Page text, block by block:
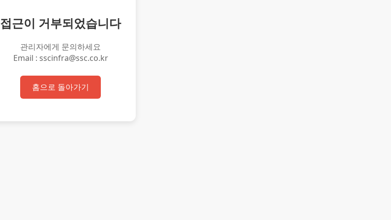
접근이 거부되었습니다
관리자에게 문의하세요
Email : sscinfra@ssc.co.kr
홈으로 돌아가기